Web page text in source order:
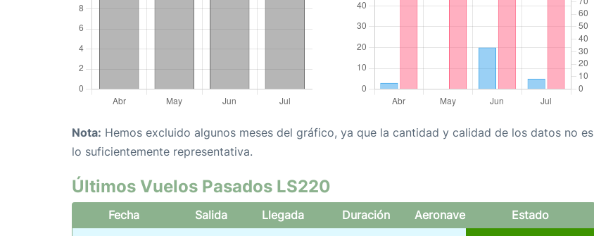
Nota: Hemos excluido algunos meses del gráfico, ya que la cantidad y calidad de los datos no es
lo suficientemente representativa.
Últimos Vuelos Pasados LS220
Fecha Salida Llegada Duración Aeronave Estado